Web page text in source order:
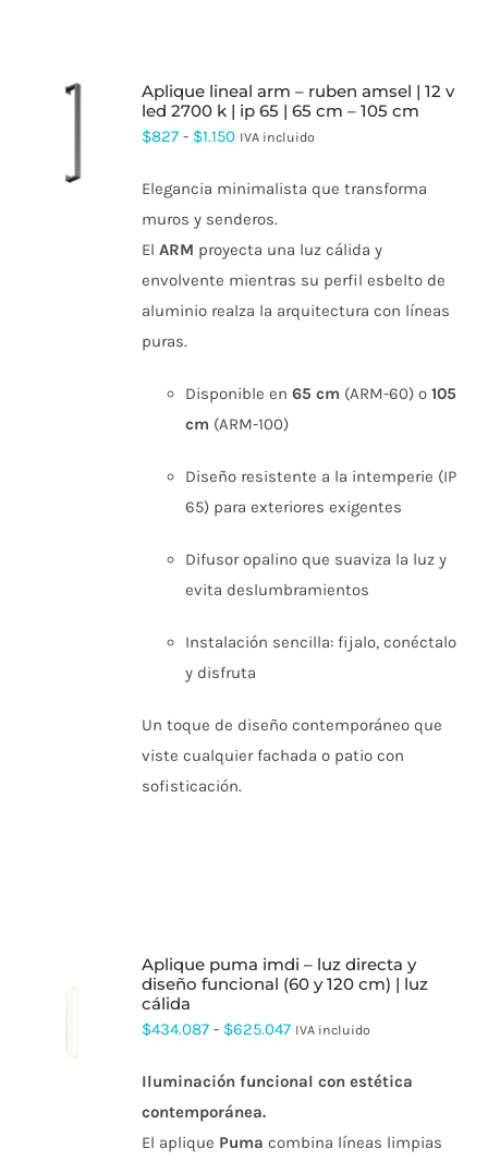
TIENE
MÚLTIPLES
VARIANTES.
aplique lineal arm – ruben amsel | 12 v
led 2700 k | ip 65 | 65 cm – 105 cm
$827 - $1.150Rango
precios:
desde
$827
hasta
$1.150
IVA incluido
Elegancia minimalista que transforma
muros y senderos.
ElARM proyecta una luz cálida y
envolvente mientras su perfil esbelto de
aluminio realza la arquitectura con líneas
puras.
Disponible en65 cm (ARM-60) o105
cm (ARM-100)
Diseño resistente a la intemperie (IP
65) para exteriores exigentes
Difusor opalino que suaviza la luz y
evita deslumbramientos
Instalación sencilla: fijalo, conéctalo
y disfruta
Un toque de diseño contemporáneo que
viste cualquier fachada o patio con
sofisticación.
PRODUCTO
TIENE
MÚLTIPLES
aplique puma imdi – luz directa y
diseño funcional (60 y 120 cm) | luz
cálida
$434.087 - $625.047Rango
precios:
$434.087
IVA incluido
Iluminación funcional con estética
contemporánea.
El aplique Pumacombina líneas limpias